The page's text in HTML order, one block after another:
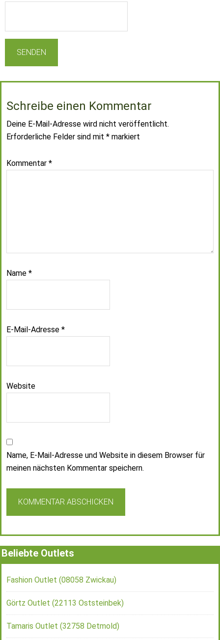
Schreibe einen Kommentar
Deine E-Mail-Adresse wird nicht veröffentlicht.
Erforderliche Felder sind mit * markiert
Kommentar *
Name *
E-Mail-Adresse *
Website
Name, E-Mail-Adresse und Website in diesem Browser für
meinen nächsten Kommentar speichern.
Beliebte Outlets
Fashion Outlet (08058 Zwickau)
Görtz Outlet (22113 Oststeinbek)
Tamaris Outlet (32758 Detmold)